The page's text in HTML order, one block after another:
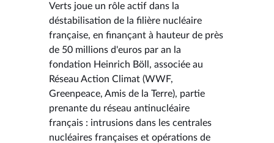
Verts joue un rôle actif dans la
déstabilisation de la filière nucléaire
française, en finançant à hauteur de près
de 50 millions d'euros par an la
fondation Heinrich Böll, associée au
Réseau Action Climat (WWF,
Greenpeace, Amis de la Terre), partie
prenante du réseau antinucléaire
français : intrusions dans les centrales
nucléaires françaises et opérations de